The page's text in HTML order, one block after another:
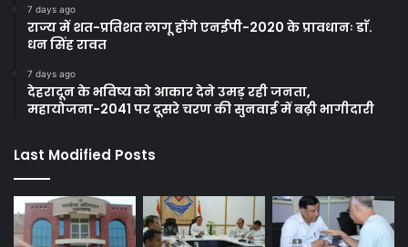
7 days ago
राज्य में शत-प्रतिशत लागू होंगे एनईपी-2020 के प्रावधानः डाॅ.
धन सिंह रावत
7 days ago
देहरादून के भविष्य को आकार देने उमड़ रही जनता,
महायोजना-2041 पर दूसरे चरण की सुनवाई में बढ़ी भागीदारी
Last Modified Posts